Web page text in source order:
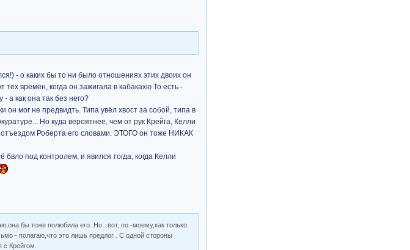
- о каких бы то ни было отношениях этих двоих он
времён, когда он зажигала в кабакахю То есть -
а как она так без него?
он мог не предвидть. Типа увёл хвост за собой, типа в
Но куда вероятнее, чем от рук Крейга, Келли
Роберта его словами. ЭТОГО он тоже НИКАК
под контролем, и явился тогда, когда Келли
бы тоже полюбила его. Но...вот, по -моему,как только
- полагаю,что это лишь предлог . С одной стороны
с Крейгом.